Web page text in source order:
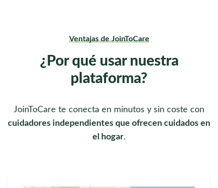
Ventajas de JoinToCare
¿Por qué usar nuestra
plataforma?
JoinToCare te conecta en minutos y sin coste con
cuidadores independientes que ofrecen cuidados en
el hogar.